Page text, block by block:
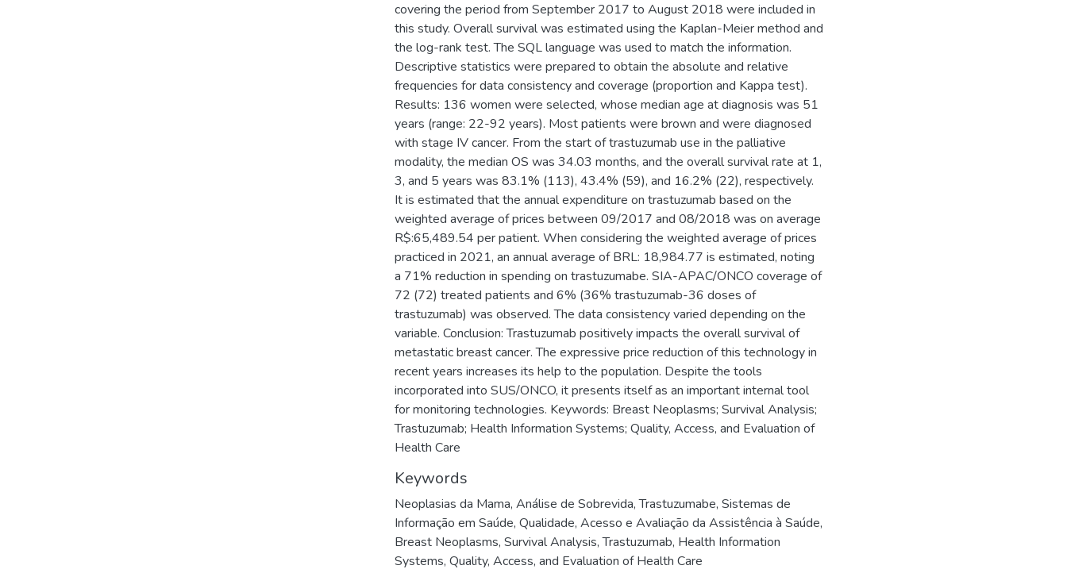
covering the period from September 2017 to August 2018 were included in
this study. Overall survival was estimated using the Kaplan-Meier method and
the log-rank test. The SQL language was used to match the information.
Descriptive statistics were prepared to obtain the absolute and relative
frequencies for data consistency and coverage (proportion and Kappa test).
Results: 136 women were selected, whose median age at diagnosis was 51
years (range: 22-92 years). Most patients were brown and were diagnosed
with stage IV cancer. From the start of trastuzumab use in the palliative
modality, the median OS was 34.03 months, and the overall survival rate at 1,
3, and 5 years was 83.1% (113), 43.4% (59), and 16.2% (22), respectively.
It is estimated that the annual expenditure on trastuzumab based on the
weighted average of prices between 09/2017 and 08/2018 was on average
R$:65,489.54 per patient. When considering the weighted average of prices
practiced in 2021, an annual average of BRL: 18,984.77 is estimated, noting
a 71% reduction in spending on trastuzumabe. SIA-APAC/ONCO coverage of
72 (72) treated patients and 6% (36% trastuzumab-36 doses of
trastuzumab) was observed. The data consistency varied depending on the
variable. Conclusion: Trastuzumab positively impacts the overall survival of
metastatic breast cancer. The expressive price reduction of this technology in
recent years increases its help to the population. Despite the tools
incorporated into SUS/ONCO, it presents itself as an important internal tool
for monitoring technologies. Keywords: Breast Neoplasms; Survival Analysis;
Trastuzumab; Health Information Systems; Quality, Access, and Evaluation of
Health Care
Keywords
Neoplasias da Mama, Análise de Sobrevida,Trastuzumabe, Sistemas de
Informação em Saúde, Qualidade, Acesso e Avaliação da Assistência à Saúde,
Breast Neoplasms, Survival Analysis,Trastuzumab, Health Information
Systems, Quality, Access, and Evaluation of Health Care